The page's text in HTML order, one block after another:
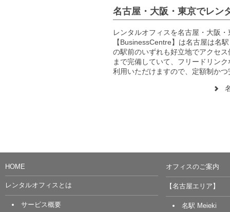
名古屋・大阪・東京でレ
レンタルオフィスを名古屋 ・ 大阪 ・
【BusinessCentre】は名古屋は名駅
の駅前のいずれも好立地でアクセ
まで完備していて、フリードリン
利用いただけますので、定額制か
HOME
レンタルオフィスとは
サービス概要
オフィスのご案内
【名古屋エリア】
名駅 Meieki